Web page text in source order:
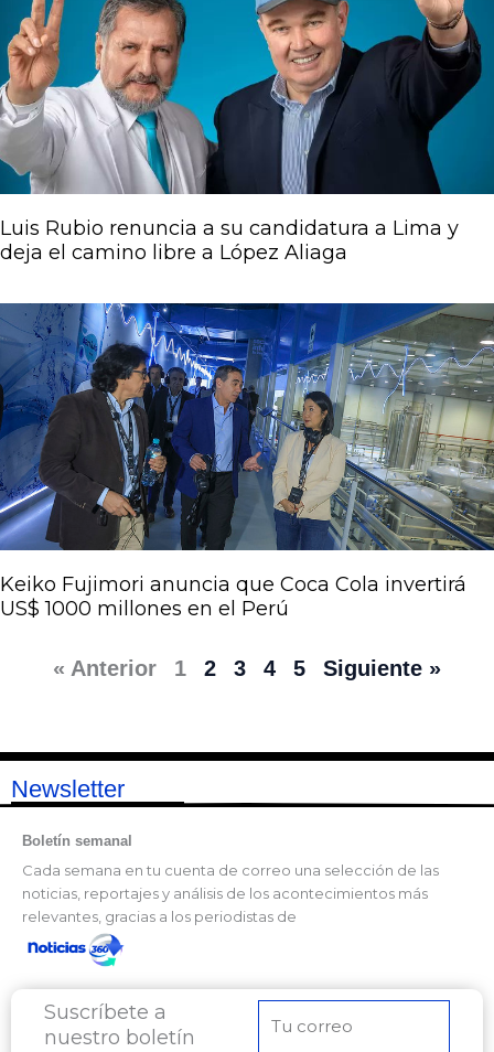
Luis Rubio renuncia a su candidatura a Lima y
deja el camino libre a López Aliaga
Keiko Fujimori anuncia que Coca Cola invertirá
US$ 1000 millones en el Perú
« Anterior 1 2 3 4 5 Siguiente »
Newsletter
Boletín semanal
Cada semana en tu cuenta de correo una selección de las
noticias, reportajes y análisis de los acontecimientos más
relevantes, gracias a los periodistas de
Suscríbete a
nuestro boletín
electrónico